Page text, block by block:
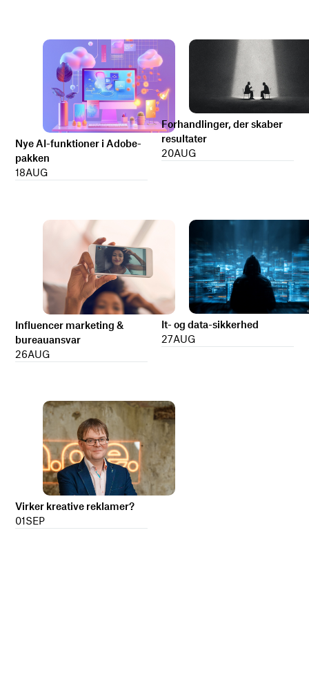
Nye AI-funktioner i Adobe-
pakken
18AUG
Forhandlinger, der skaber
resultater
20AUG
Influencer marketing &
bureauansvar
26AUG
It- og data-sikkerhed
27AUG
Virker kreative reklamer?
01SEP